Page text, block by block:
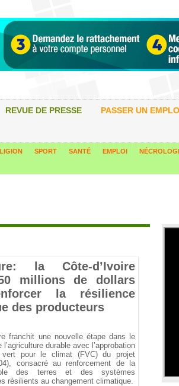
REVUE DE PRESSE PASSER UN
SPORT SANTÉ EMPLOI
la Côte-d’Ivoire
millions de dollars
la résilience
des producteurs
franchit une nouvelle étape dans le
durable avec l’approbation
pour le climat (FVC) du projet
consacré au renforcement de la
des terres et des systèmes
résilients au changement climatique.